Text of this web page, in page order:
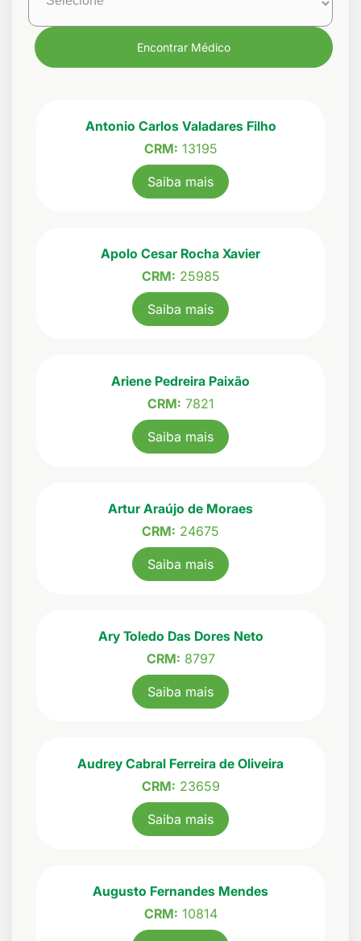
Encontrar Médico
Antonio Carlos Valadares Filho
CRM: 13195
Saiba mais
Apolo Cesar Rocha Xavier
CRM: 25985
Saiba mais
Ariene Pedreira Paixão
CRM: 7821
Saiba mais
Artur Araújo de Moraes
CRM: 24675
Saiba mais
Ary Toledo Das Dores Neto
CRM: 8797
Saiba mais
Audrey Cabral Ferreira de Oliveira
CRM: 23659
Saiba mais
Augusto Fernandes Mendes
CRM: 10814